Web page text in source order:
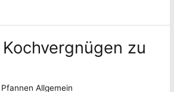
zu
Pfannen Allgemein